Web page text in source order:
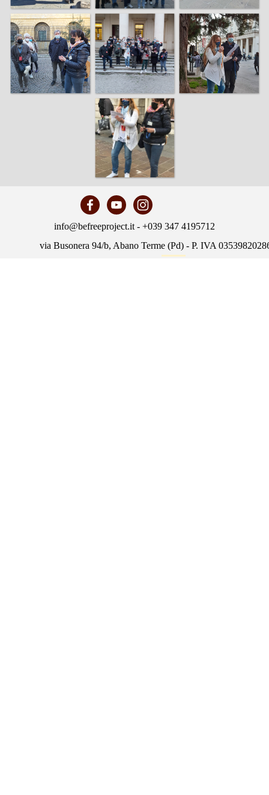
info@befreeproject.it - +039 347 4195712
via Busonera 94/b, Abano Terme (Pd) - P. IVA
Policy